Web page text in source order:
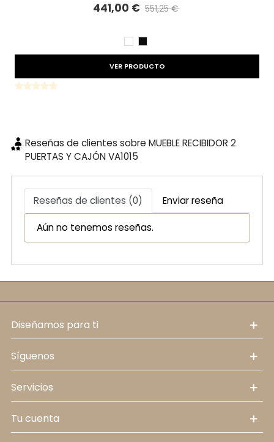
441,00 € 551,25 €
BLANCO
NEGRO
VER PRODUCTO
Reseñas de clientes sobre MUEBLE RECIBIDOR 2
PUERTAS Y CAJÓN VA1015
Reseñas de clientes (0) Enviar reseña
Aún no tenemos reseñas.
diseñamos para ti
síguenos
servicios
tu cuenta